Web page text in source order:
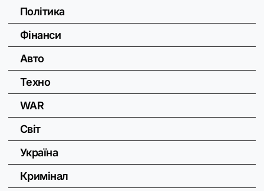
Політика
Фінанси
Авто
Техно
WAR
Світ
Україна
Кримінал